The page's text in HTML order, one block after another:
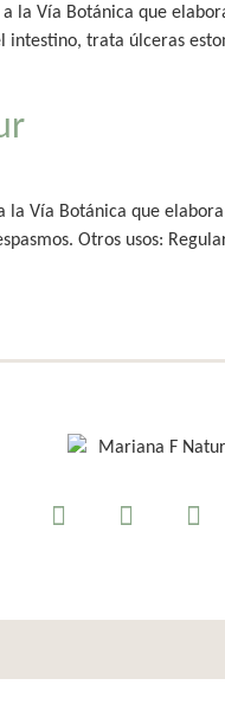
la Vía Botánica que
trata úlceras
Vía Botánica que
Otros usos: